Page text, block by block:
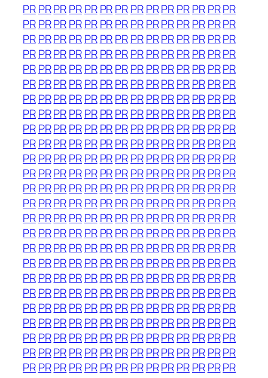
PRPRPRPRPR PRPRPRPRPRPRPR PRPR
PRPRPRPRPR PRPRPRPRPRPRPR PRPR
PRPRPRPRPR PRPRPRPRPRPRPR PRPR
PRPRPRPRPR PRPRPRPRPRPRPR PRPR
PRPRPRPRPR PRPRPRPRPRPRPR PRPR
PRPRPRPRPR PRPRPRPRPRPRPR PRPR
PRPRPRPRPR PRPRPRPRPRPRPR PRPR
PRPRPRPRPR PRPRPRPRPRPRPR PRPR
PRPRPRPRPR PRPRPRPRPRPRPR PRPR
PRPRPRPRPR PRPRPRPRPRPRPR PRPR
PRPRPRPRPR PRPRPRPRPRPRPR PRPR
PRPRPRPRPR PRPRPRPRPRPRPR PRPR
PRPRPRPRPR PRPRPRPRPRPRPR PRPR
PRPRPRPRPR PRPRPRPRPRPRPR PRPR
PRPRPRPRPR PRPRPRPRPRPRPR PRPR
PRPRPRPRPR PRPRPRPRPRPRPR PRPR
PRPRPRPRPR PRPRPRPRPRPRPR PRPR
PRPRPRPRPR PRPRPRPRPRPRPR PRPR
PRPRPRPRPR PRPRPRPRPRPRPR PRPR
PRPRPRPRPR PRPRPRPRPRPRPR PRPR
PRPRPRPRPR PRPRPRPRPRPRPR PRPR
PRPRPRPRPR PRPRPRPRPRPRPR PRPR
PRPRPRPRPR PRPRPRPRPRPRPR PRPR
PRPRPRPRPR PRPRPRPRPRPRPR PRPR
PRPRPRPRPR PRPRPRPRPRPRPR PRPR